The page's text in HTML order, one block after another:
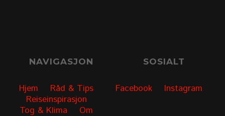
NAVIGASJON
Hjem
Råd & Tips
Reiseinspirasjon
Tog & Klima
Om
SOSIALT
Facebook Instagram